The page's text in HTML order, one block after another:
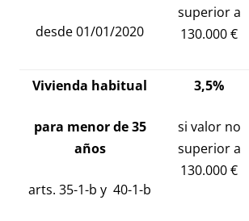
desde 01/01/2020
superior a
130.000 €
Vivienda habitual
para menor de 35
años
arts. 35-1-b y 40-1-b
3,5%
si valor no
superior a
130.000 €